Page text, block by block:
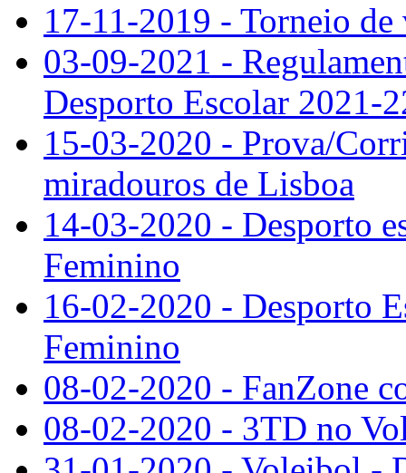
17-11-2019 - Torneio
03-09-2021 -
Desporto Escolar 2021-
15-03-2020 - Prova/
miradouros de Lisboa
14-03-2020 - Desporto
Feminino
16-02-2020 - Desporto
Feminino
08-02-2020 - FanZone
08-02-2020 - 3TD no